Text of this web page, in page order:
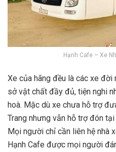
Hạnh Cafe – Xe
Xe của hãng đều là các xe đời
sở vật chất đầy đủ, tiện nghi
hoà. Mặc dù xe chưa hỗ trợ
Trang nhưng vẫn hỗ trợ đón
Mọi người chỉ cần liên hệ nhà
Hạnh Cafe được mọi người